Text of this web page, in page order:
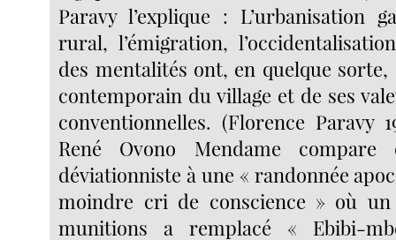
Paravy l’explique : L’urbanisation
rural, l’émigration,
des mentalités ont, en quelque sorte,
contemporain du village et de ses
conventionnelles. (Florence Paravy
René Ovono Mendame compare
déviationniste à une « randonnée
moindre cri de conscience » où
munitions a remplacé « Ebibi-